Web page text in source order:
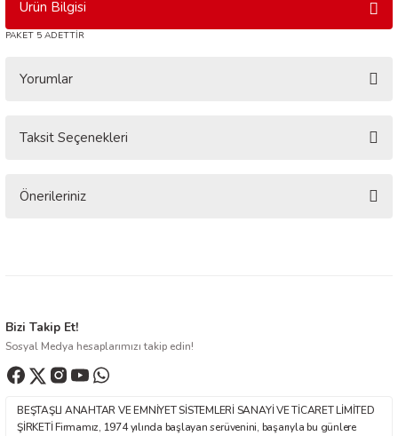
Ürün Bilgisi
PAKET 5 ADETTİR
Yorumlar
Bu ürüne ilk yorumu siz yapın!
Taksit Seçenekleri
Önerileriniz
Ürün resmi kalitesiz, bozuk veya görüntülenemiyor.
Ürün açıklamasında eksik bilgiler bulunuyor.
Ürün bilgilerinde hatalar bulunuyor.
Bu ürüne benzer farklı alternatifler olmalı.
Bizi Takip Et!
Sosyal Medya hesaplarımızı takip edin!
BEŞTAŞLI ANAHTAR VE EMNİYET SİSTEMLERİ SANAYİ VE TİCARET LİMİTED
ŞİRKETİ Firmamız, 1974 yılında başlayan serüvenini, başarıyla bu günlere